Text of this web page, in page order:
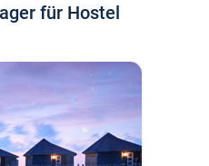
für Hostel